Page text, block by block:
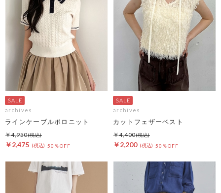
archives
ラインケーブルポロニット
￥2,475 50％OFF
￥4,950
archives
カットフェザーベスト
￥2,200 50％OFF
￥4,400